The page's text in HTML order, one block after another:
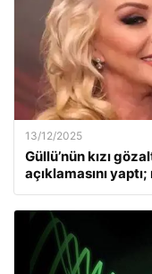
13/12/2025
Güllü’nün kızı
açıklamasını